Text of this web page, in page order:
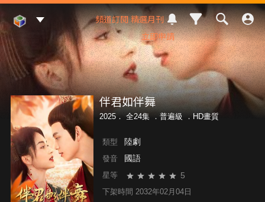
Mod Web頻道訂閱
立即申請
精選月刊
伴君如伴舞
2025． 全24集 ． 普遍級 ．HD畫質
類型 陸劇
發音 國語
星等 5
下架時間 2032年02月04日